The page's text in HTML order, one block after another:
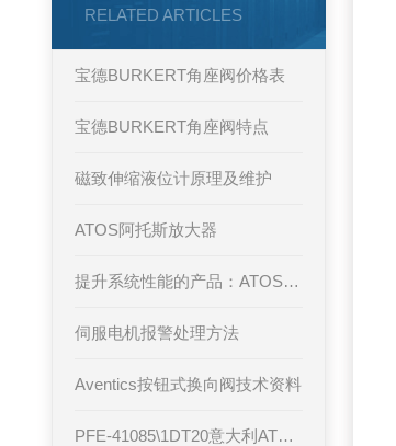
RELATED ARTICLES
宝德BURKERT角座阀价格表
宝德BURKERT角座阀特点
磁致伸缩液位计原理及维护
ATOS阿托斯放大器
提升系统性能的产品：ATOS插装阀的优势与应用
伺服电机报警处理方法
Aventics按钮式换向阀技术资料
PFE-41085\1DT20意大利ATOS叶片泵产品性能